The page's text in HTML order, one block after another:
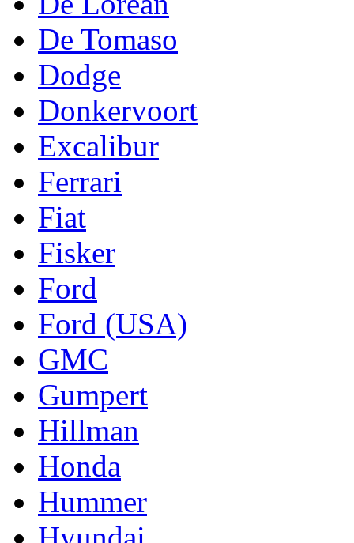
De Tomaso
Dodge
Donkervoort
Excalibur
Ferrari
Fiat
Fisker
Ford
Ford (USA)
GMC
Gumpert
Hillman
Honda
Hummer